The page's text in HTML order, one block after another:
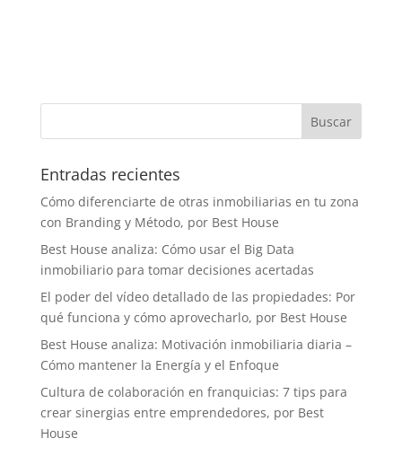
Entradas recientes
Cómo diferenciarte de otras inmobiliarias en tu zona
con Branding y Método, por Best House
Best House analiza: Cómo usar el Big Data
inmobiliario para tomar decisiones acertadas
El poder del vídeo detallado de las propiedades: Por
qué funciona y cómo aprovecharlo, por Best House
Best House analiza: Motivación inmobiliaria diaria –
Cómo mantener la Energía y el Enfoque
Cultura de colaboración en franquicias: 7 tips para
crear sinergias entre emprendedores, por Best
House